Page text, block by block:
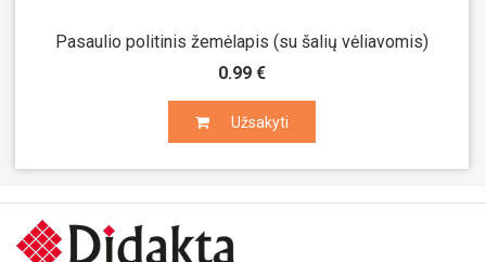
Pasaulio politinis žemėlapis (su šalių vėliavomis)
0.99 €
Užsakyti
Užsakyti